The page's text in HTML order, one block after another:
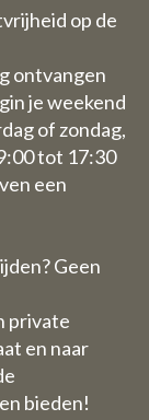
op de
ontvangen
je weekend
of zondag,
tot 17:30
een
Geen
private
en naar
bieden!
30
de
1
graag
tot